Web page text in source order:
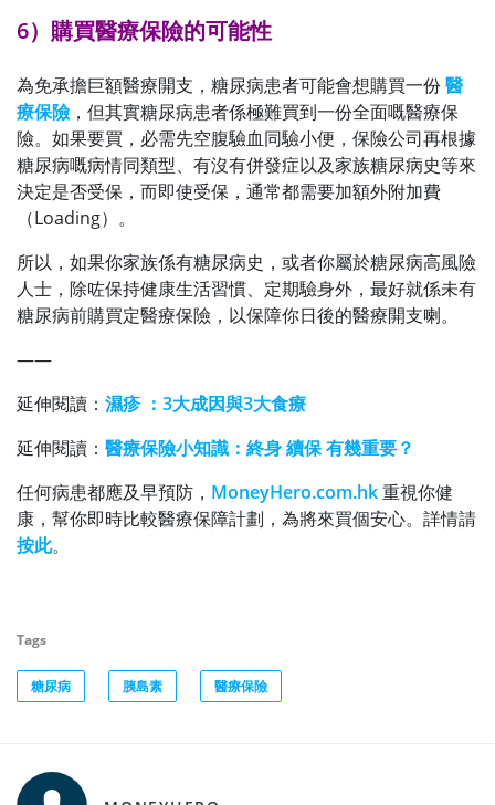
6）購買醫療保險的可能性
為免承擔巨額醫療開支，糖尿病患者可能會想購買一份醫
療保險 ，但其實糖尿病患者係極難買到一份全面嘅醫療保
險。如果要買，必需先空腹驗血同驗小便，保險公司再根據
糖尿病嘅病情同類型、有沒有併發症以及家族糖尿病史等來
決定是否受保，而即使受保，通常都需要加額外附加費
（Loading）。
所以，如果你家族係有糖尿病史，或者你屬於糖尿病高風險
人士，除咗保持健康生活習慣、定期驗身外，最好就係未有
糖尿病前購買定醫療保險，以保障你日後的醫療開支喇。
——
延伸閱讀： 濕疹 ：3大成因與3大食療
延伸閱讀： 醫療保險小知識：終身 續保 有幾重要？
任何病患都應及早預防， MoneyHero.com.hk重視你健
康，幫你即時比較醫療保障計劃，為將來買個安心。詳情請
按此。
Tags
糖尿病 胰島素 醫療保險